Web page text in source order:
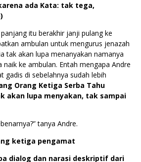
ada Kata: tak tega,
itu berakhir janji pulang ke
ambulan untuk mengurus jenazah
tak akan lupa menanyakan namanya
naik ke ambulan. Entah mengapa Andre
gadis di sebelahnya sudah lebih
Orang Ketiga Serba Tahu
akan lupa menyakan, tak sampai
tanya Andre.
ketiga pengamat
dialog dan narasi deskriptif dari